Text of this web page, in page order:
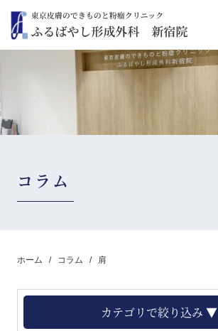
コラム
ホーム コラム 肩
カテゴリで絞り込み ▼